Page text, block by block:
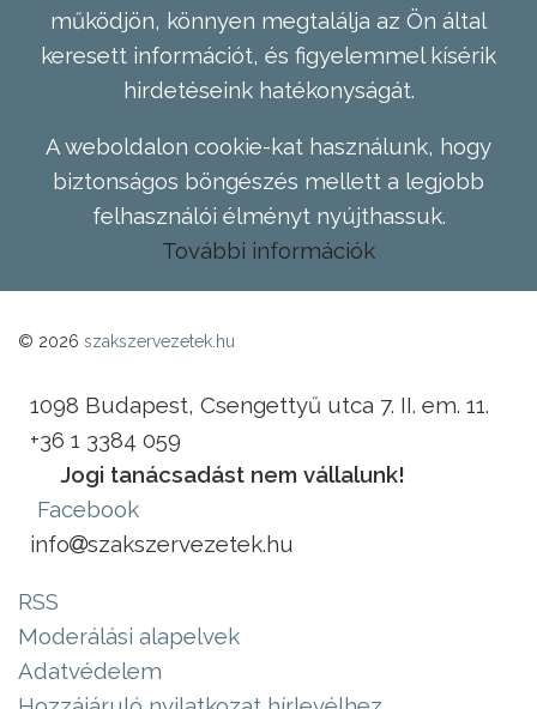
működjön, könnyen megtalálja az Ön által
keresett információt, és figyelemmel kísérik
hirdetéseink hatékonyságát.
A weboldalon cookie-kat használunk, hogy
biztonságos böngészés mellett a legjobb
felhasználói élményt nyújthassuk.
További információk
© 2026 szakszervezetek.hu
1098 Budapest, Csengettyű utca 7. II. em. 11.
+36 1 3384 059
Jogi tanácsadást nem vállalunk!
Facebook
info
szakszervezetek.hu
RSS
Moderálási alapelvek
Adatvédelem